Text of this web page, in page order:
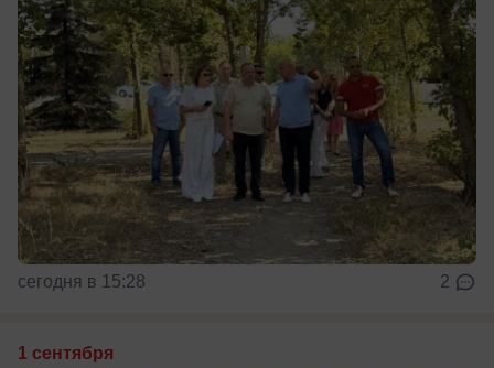
сегодня в 15:28 2
1 сентября